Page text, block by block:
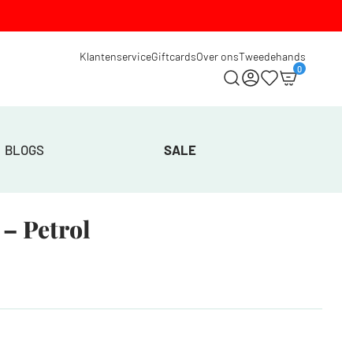
KlantenserviceGiftcardsOver onsTweedehands
0
BLOGS SALE
Petrol